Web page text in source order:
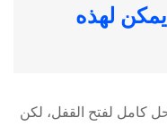
يمكن لهذه
كامل لفتح القفل، لكن